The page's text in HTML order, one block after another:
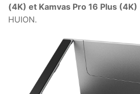
(4K) et Kamvas Pro 16 Plus (4K)
HUION.